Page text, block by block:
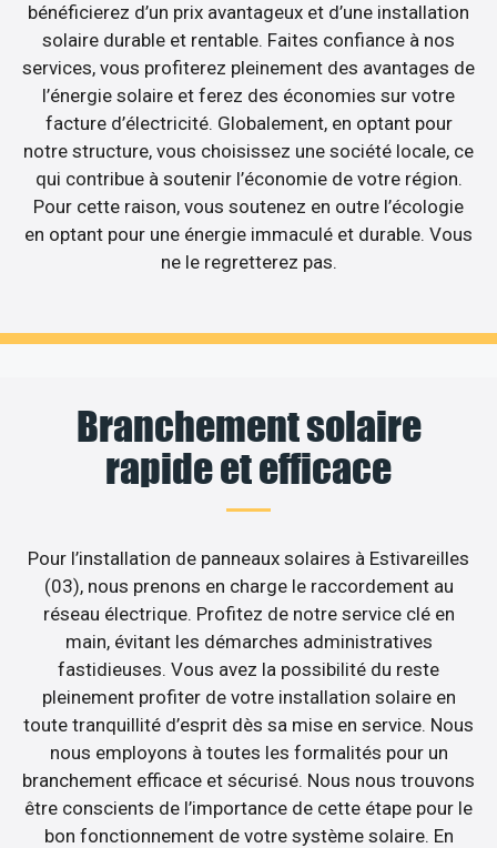
bénéficierez d’un prix avantageux et d’une installation
solaire durable et rentable. Faites confiance à nos
services, vous profiterez pleinement des avantages de
l’énergie solaire et ferez des économies sur votre
facture d’électricité. Globalement, en optant pour
notre structure, vous choisissez une société locale, ce
qui contribue à soutenir l’économie de votre région.
Pour cette raison, vous soutenez en outre l’écologie
en optant pour une énergie immaculé et durable. Vous
ne le regretterez pas.
Branchement solaire
rapide et efficace
Pour l’installation de panneaux solaires à Estivareilles
(03), nous prenons en charge le raccordement au
réseau électrique. Profitez de notre service clé en
main, évitant les démarches administratives
fastidieuses. Vous avez la possibilité du reste
pleinement profiter de votre installation solaire en
toute tranquillité d’esprit dès sa mise en service. Nous
nous employons à toutes les formalités pour un
branchement efficace et sécurisé. Nous nous trouvons
être conscients de l’importance de cette étape pour le
bon fonctionnement de votre système solaire. En